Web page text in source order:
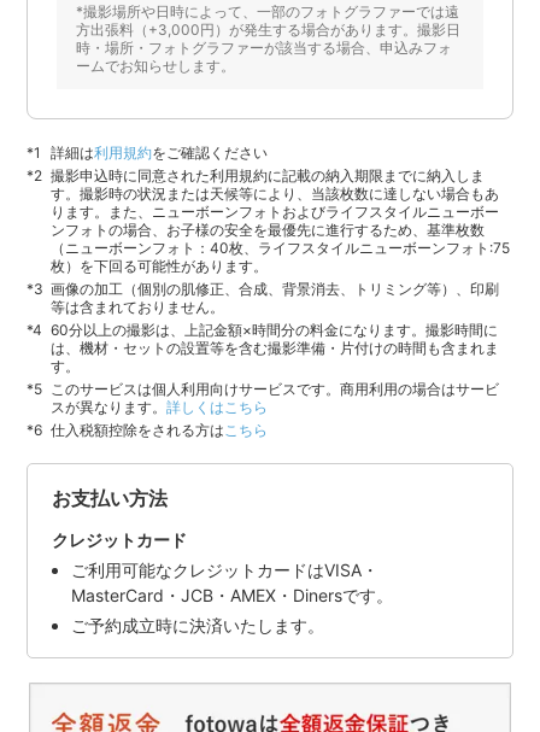
*撮影場所や日時によって、一部のフォトグラファーでは遠
方出張料（+3,000円）が発生する場合があります。撮影日
時・場所・フォトグラファーが該当する場合、申込みフォ
ームでお知らせします。
詳細は利用規約をご確認ください
撮影申込時に同意された利用規約に記載の納入期限までに納入しま
す。撮影時の状況または天候等により、当該枚数に達しない場合もあ
ります。また、ニューボーンフォトおよびライフスタイルニューボー
ンフォトの場合、お子様の安全を最優先に進行するため、基準枚数
（ニューボーンフォト：40枚、ライフスタイルニューボーンフォト:75
枚）を下回る可能性があります。
画像の加工（個別の肌修正、合成、背景消去、トリミング等）、印刷
等は含まれておりません。
60分以上の撮影は、上記金額×時間分の料金になります。撮影時間に
は、機材・セットの設置等を含む撮影準備・片付けの時間も含まれま
す。
このサービスは個人利用向けサービスです。商用利用の場合はサービ
スが異なります。詳しくはこちら
仕入税額控除をされる方は こちら
お支払い方法
クレジットカード
ご利用可能なクレジットカードはVISA・
MasterCard・JCB・AMEX・Dinersです。
ご予約成立時に決済いたします。